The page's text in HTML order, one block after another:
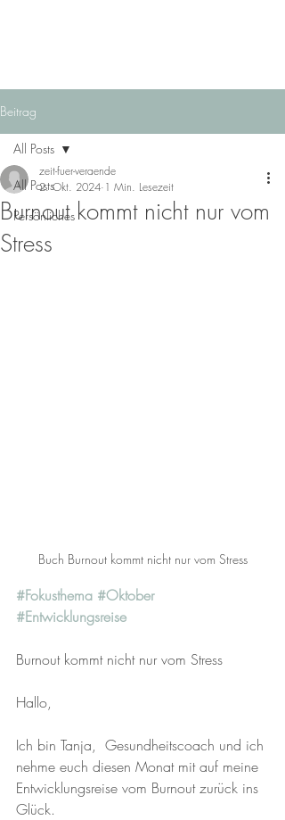
Beitrag
All Posts
Persönliches
All Posts
Burnout kommt nicht nur vom
Stress
zeit-fuer-veraende
2. Okt. 2024 1 Min. Lesezeit
Buch Burnout kommt nicht nur vom Stress
#Fokusthema #Oktober
#Entwicklungsreise
Burnout kommt nicht nur vom Stress
Hallo,
Ich bin Tanja,  Gesundheitscoach und ich
nehme euch diesen Monat mit auf meine
Entwicklungsreise vom Burnout zurück ins
Glück.